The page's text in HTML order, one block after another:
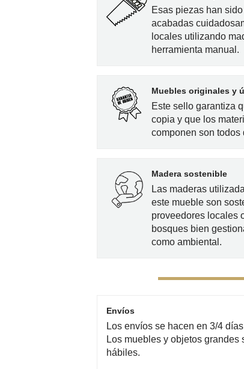
Esas piezas han
acabadas
locales utilizando
herramienta manual.
Muebles originales y
Este sello garantiza
copia y que los
componen son todos
Madera sostenible
Las maderas
este mueble son
proveedores locales
bosques bien
como ambiental.
Envíos
Los envíos se hacen en 3/4
Los muebles y objetos grandes
hábiles.